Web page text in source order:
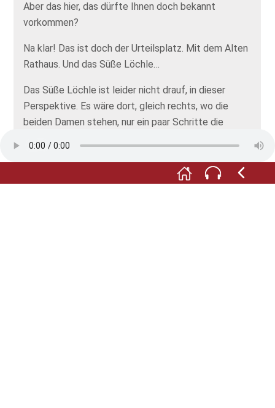
Aber das hier, das dürfte Ihnen doch bekannt
vorkommen?
Na klar! Das ist doch der Urteilsplatz. Mit dem Alten
Rathaus. Und das Süße Löchle…
Das Süße Löchle ist leider nicht drauf, in dieser
Perspektive. Es wäre dort, gleich rechts, wo die
beiden Damen stehen, nur ein paar Schritte die
Ja, genau, jetzt erkenn ich es. Schön ist er, unser
Urteilsplatz. Und das ehrwürdige Rathaus.